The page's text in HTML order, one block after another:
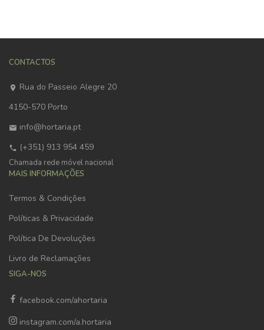
CONTACTOS
Rua do Passeio Alegre 20
4150-570 Porto
info@hortaria.pt
(+351) 913 954 459
Chamada rede móvel nacional
MAIS INFORMAÇÕES
Termos & Condições
Políticas & Privacidade
Política De Devoluções
Livro de Reclamações
SIGA-NOS
facebook.com/ahortaria
instagram.com/a.hortaria